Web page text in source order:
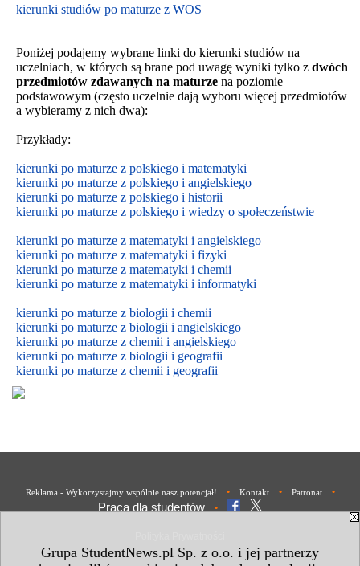
Grupa StudentNews.pl Sp. z o.o. i jej partnerzy
kierunki studiów po maturze z WOS
Poniżej podajemy wybrane linki do kierunki studiów na
uczelniach, w których są brane pod uwagę wyniki tylko z dwóch
przedmiotów zdawanych na maturze na poziomie
podstawowym (często uczelnie dają wyboru więcej przedmiotów
a wybieramy z nich dwa):
Przykłady:
kierunki po maturze z polskiego i matematyki
kierunki po maturze z polskiego i angielskiego
kierunki po maturze z polskiego i historii
kierunki po maturze z polskiego i wiedzy o społeczeństwie
kierunki po maturze z matematyki i angielskiego
kierunki po maturze z matematyki i fizyki
kierunki po maturze z matematyki i chemii
kierunki po maturze z matematyki i informatyki
kierunki po maturze z biologii i chemii
kierunki po maturze z biologii i angielskiego
kierunki po maturze z chemii i angielskiego
kierunki po maturze z biologii i geografii
kierunki po maturze z chemii i geografii
Reklama - Wykorzystajmy wspólnie nasz potencjał! • Kontakt • Patronat •
Praca dla studentów •